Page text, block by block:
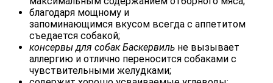
благодаря мощному и
запоминающимся вкусом всегда с аппетитом
съедается собакой;
консервы для собак Баскервиль не вызывает
аллергию и отлично переносится собаками с
чувствительными желудками;